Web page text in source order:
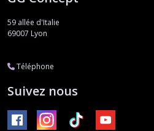
59 allée d'Italie
69007 Lyon
Téléphone
Suivez nous